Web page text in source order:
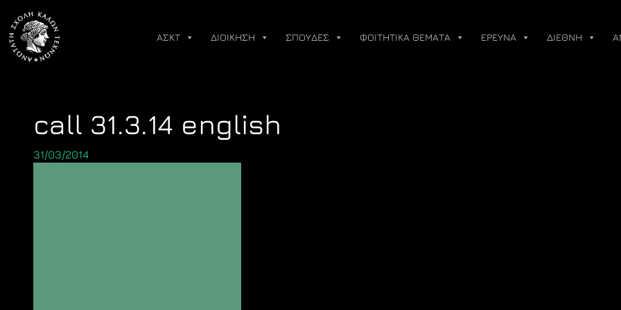
content
ΑΣΚΤ ΔΙΟΙΚΗΣΗ ΣΠΟΥΔΕΣ ΦΟΙΤΗΤΙΚΑ ΘΕΜΑΤΑ ΕΡΕΥΝΑ ΔΙΕΘΝΗ
call 31.3.14 english
31/03/2014